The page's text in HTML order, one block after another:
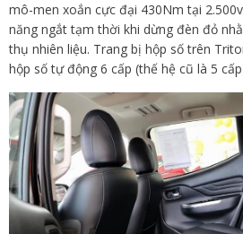
mô-men xoắn cực đại 430Nm tại
năng ngắt tạm thời khi dừng đèn đỏ
thụ nhiên liệu. Trang bị hộp số trên
hộp số tự động 6 cấp (thế hệ cũ là 5